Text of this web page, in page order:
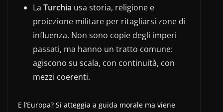
La Turchia usa storia, religione e
proiezione militare per ritagliarsi zone di
influenza. Non sono copie degli imperi
passati, ma hanno un tratto comune:
agiscono su scala, con continuità, con
mezzi coerenti.
E l’Europa? Si atteggia a guida morale ma viene